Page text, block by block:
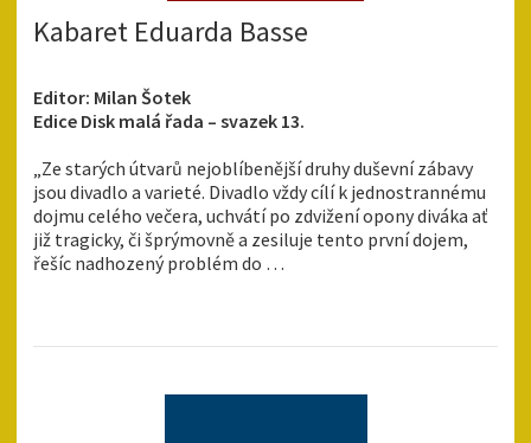
Kabaret Eduarda Basse
Editor: Milan Šotek
Edice Disk malá řada – svazek 13.
„Ze starých útvarů nejoblíbenější druhy duševní zábavy
jsou divadlo a varieté. Divadlo vždy cílí k jednostrannému
dojmu celého večera, uchvátí po zdvižení opony diváka ať
již tragicky, či šprýmovně a zesiluje tento první dojem,
řešíc nadhozený problém do …